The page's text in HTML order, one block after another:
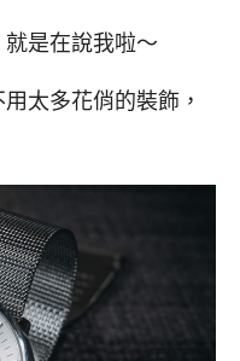
是在說我啦～
太多花俏的裝飾，